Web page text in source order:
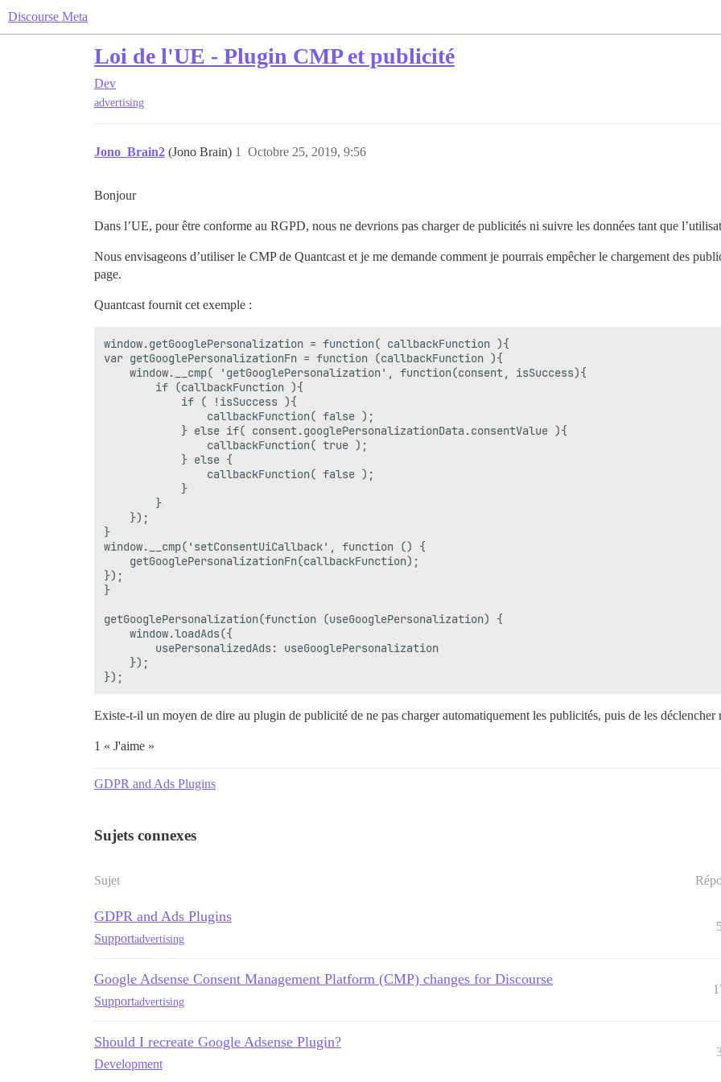
Discourse Meta
Loi de l'UE - Plugin CMP et publicité
Dev
advertising
Jono_Brain2 (Jono Brain) Octobre 25, 2019, 9:56
1
Bonjour
Dans l’UE, pour être conforme au RGPD, nous ne devrions pas charger de publicités ni suivre les données tant que
Nous envisageons d’utiliser le CMP de Quantcast et je me demande comment je pourrais empêcher le chargement des
page.
Quantcast fournit cet exemple :
window.getGooglePersonalization = function( callbackFunction ){
var getGooglePersonalizationFn = function (callbackFunction ){
    window.__cmp( 'getGooglePersonalization', function(consent, isSuccess){
        if (callbackFunction ){
            if ( !isSuccess ){
                callbackFunction( false );
            } else if( consent.googlePersonalizationData.consentValue ){
                callbackFunction( true );
            } else {
                callbackFunction( false );
            }
        }
    });
}
window.__cmp('setConsentUiCallback', function () {
    getGooglePersonalizationFn(callbackFunction);
});
}
getGooglePersonalization(function (useGooglePersonalization) {
    window.loadAds({
        usePersonalizedAds: useGooglePersonalization
    });
Existe-t-il un moyen de dire au plugin de publicité de ne pas charger automatiquement les publicités, puis de les déclencher
1 « J'aime »
GDPR and Ads Plugins
Sujets connexes
Sujet
GDPR and Ads Plugins
Supportadvertising
Google Adsense Consent Management Platform (CMP) changes for Discourse
Supportadvertising
Should I recreate Google Adsense Plugin?
Development